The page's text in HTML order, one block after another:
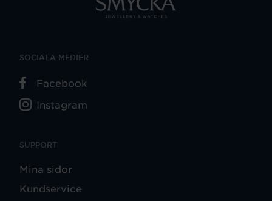
SUPPORT
Mina sidor
Kundservice
SOCIALA MEDIER
Facebook
Instagram